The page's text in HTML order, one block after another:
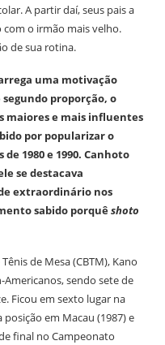
A partir daí, seus pais a
o irmão mais velho.
de sua rotina.
uma motivação
proporção, o
maiores e mais influentes
por popularizar o
1980 e 1990. Canhoto
se destacava
extraordinário nos
sabido porquêshoto
de Mesa (CBTM), Kano
sendo sete de
Ficou em sexto lugar na
em Macau (1987) e
final no Campeonato